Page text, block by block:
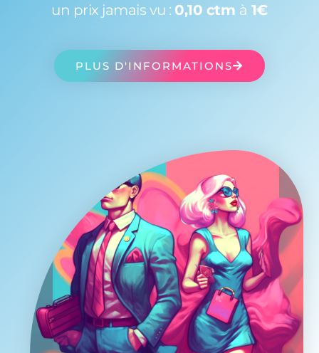
un prix jamais vu : 0,10 ctm à 1€
PLUS D'INFORMATIONS